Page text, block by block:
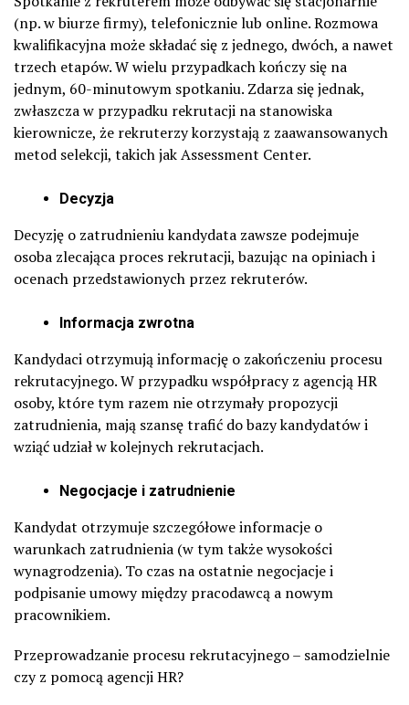
(np. w biurze firmy), telefonicznie lub online. Rozmowa
kwalifikacyjna może składać się z jednego, dwóch, a nawet
trzech etapów. W wielu przypadkach kończy się na
jednym, 60-minutowym spotkaniu. Zdarza się jednak,
zwłaszcza w przypadku rekrutacji na stanowiska
kierownicze, że rekruterzy korzystają z zaawansowanych
metod selekcji, takich jak Assessment Center.
Decyzja
Decyzję o zatrudnieniu kandydata zawsze podejmuje
osoba zlecająca proces rekrutacji, bazując na opiniach i
ocenach przedstawionych przez rekruterów.
Informacja zwrotna
Kandydaci otrzymują informację o zakończeniu procesu
rekrutacyjnego. W przypadku współpracy z agencją HR
osoby, które tym razem nie otrzymały propozycji
zatrudnienia, mają szansę trafić do bazy kandydatów i
wziąć udział w kolejnych rekrutacjach.
Negocjacje i zatrudnienie
Kandydat otrzymuje szczegółowe informacje o
warunkach zatrudnienia (w tym także wysokości
wynagrodzenia). To czas na ostatnie negocjacje i
podpisanie umowy między pracodawcą a nowym
pracownikiem.
Przeprowadzanie procesu rekrutacyjnego – samodzielnie
czy z pomocą agencji HR?